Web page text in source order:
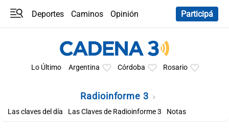
Deportes Caminos
Opinión
Participá
Lo Último Argentina Córdoba Rosario
Radioinforme 3
Las claves del día Las Claves de Radioinforme 3 Notas